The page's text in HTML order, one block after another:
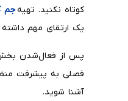
کوتاه نکنید. تهیهجم
یک ارتقای مهم داشته
پس از فعال‌شدن
فصلی به پیشرفت
آشنا شوید.